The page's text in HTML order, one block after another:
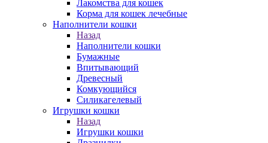
Лакомства для кошек
Корма для кошек лечебные
Наполнители кошки
Назад
Наполнители кошки
Бумажные
Впитывающий
Древесный
Комкующийся
Силикагелевый
Игрушки кошки
Назад
Игрушки кошки